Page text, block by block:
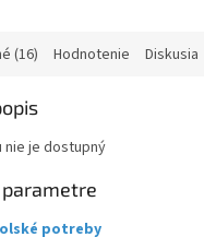
(16) Hodnotenie Diskusia
je dostupný
potreby